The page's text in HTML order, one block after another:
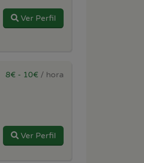
Ver Perfil
8€ - 10€ / hora
Ver Perfil